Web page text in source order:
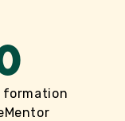
formation